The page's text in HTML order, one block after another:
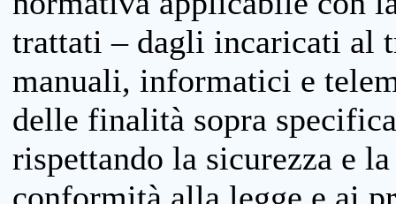
trattati – dagli incaricati al
manuali, informatici e
delle finalità sopra
rispettando la sicurezza e
conformità alla legge e ai